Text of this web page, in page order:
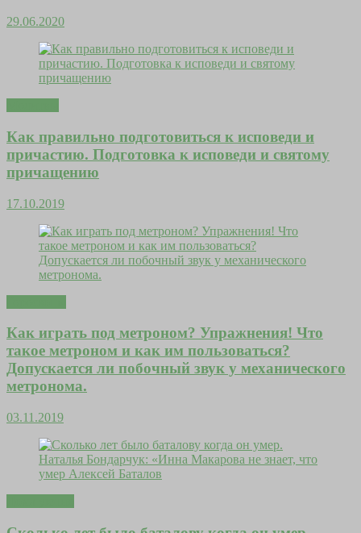
29.06.2020
Как правильно подготовиться к исповеди и
причастию. Подготовка к исповеди и святому
причащению
17.10.2019
Как играть под метроном? Упражнения! Что
такое метроном и как им пользоваться?
Допускается ли побочный звук у механического
метронома.
03.11.2019